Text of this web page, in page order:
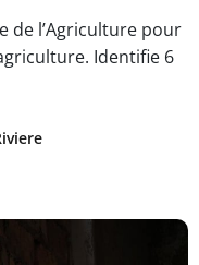
de l’Agriculture pour
Identifie 6